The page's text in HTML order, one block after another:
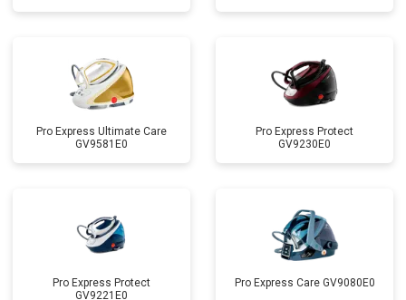
Pro Express Ultimate Care
GV9581E0
Pro Express Protect
GV9230E0
Pro Express Protect
GV9221E0
Pro Express Care GV9080E0